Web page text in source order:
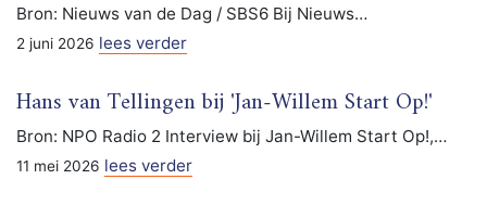
Bron: Nieuws van de Dag / SBS6 Bij Nieuws…
2 juni 2026 lees verder
Hans van Tellingen bij 'Jan-Willem Start Op!'
Bron: NPO Radio 2 Interview bij Jan-Willem Start Op!,…
11 mei 2026 lees verder